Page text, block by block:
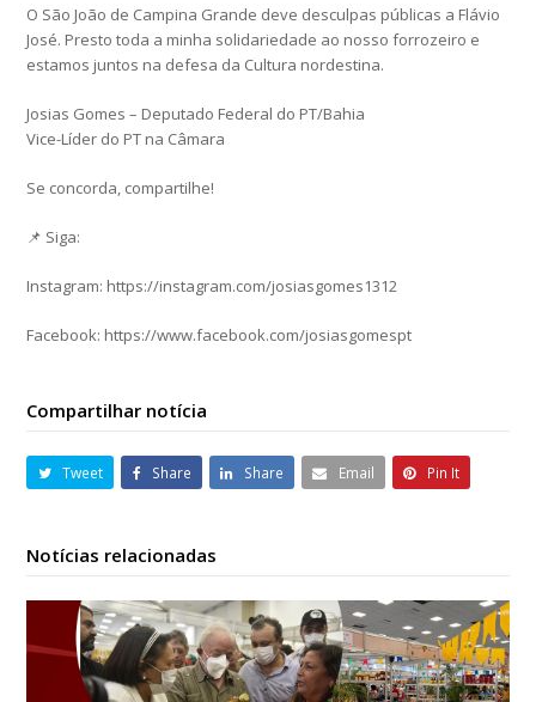
O São João de Campina Grande deve desculpas públicas a Flávio
José. Presto toda a minha solidariedade ao nosso forrozeiro e
estamos juntos na defesa da Cultura nordestina.
Josias Gomes – Deputado Federal do PT/Bahia
Vice-Líder do PT na Câmara
Se concorda, compartilhe!
📌 Siga:
Instagram: https://instagram.com/josiasgomes1312
Facebook: https://www.facebook.com/josiasgomespt
Compartilhar notícia
Tweet Share Share Email Pin It
Notícias relacionadas